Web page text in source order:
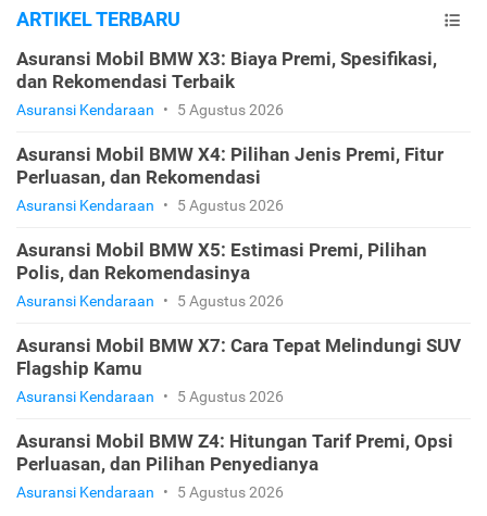
ARTIKEL TERBARU
Asuransi Mobil BMW X3: Biaya Premi, Spesifikasi,
dan Rekomendasi Terbaik
Asuransi Kendaraan • 5 Agustus 2026
Asuransi Mobil BMW X4: Pilihan Jenis Premi, Fitur
Perluasan, dan Rekomendasi
Asuransi Kendaraan • 5 Agustus 2026
Asuransi Mobil BMW X5: Estimasi Premi, Pilihan
Polis, dan Rekomendasinya
Asuransi Kendaraan • 5 Agustus 2026
Asuransi Mobil BMW X7: Cara Tepat Melindungi SUV
Flagship Kamu
Asuransi Kendaraan • 5 Agustus 2026
Asuransi Mobil BMW Z4: Hitungan Tarif Premi, Opsi
Perluasan, dan Pilihan Penyedianya
Asuransi Kendaraan • 5 Agustus 2026